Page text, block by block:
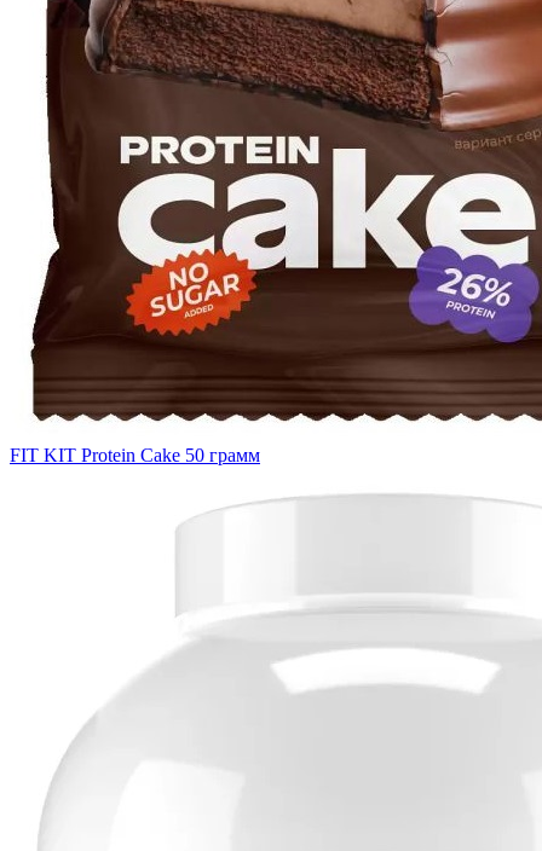
FIT KIT Protein Cake 50 грамм